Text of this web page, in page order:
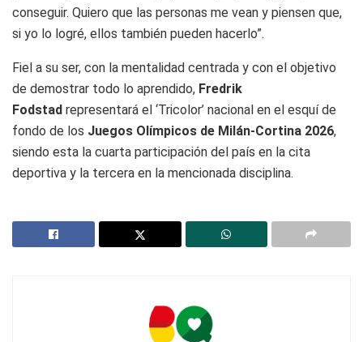
conseguir. Quiero que las personas me vean y piensen que,
si yo lo logré, ellos también pueden hacerlo”.
Fiel a su ser, con la mentalidad centrada y con el objetivo
de demostrar todo lo aprendido, Fredrik
Fodstad representará el ‘Tricolor’ nacional en el esquí de
fondo de los Juegos Olímpicos de Milán-Cortina 2026,
siendo esta la cuarta participación del país en la cita
deportiva y la tercera en la mencionada disciplina.